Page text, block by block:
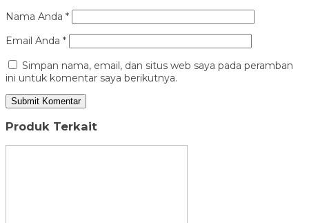
Nama Anda *
Email Anda *
Simpan nama, email, dan situs web saya pada peramban
ini untuk komentar saya berikutnya.
Produk Terkait